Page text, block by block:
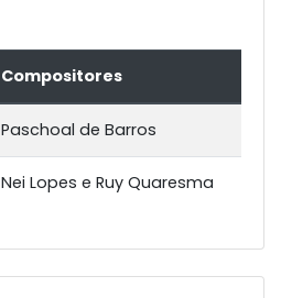
Compositores
Paschoal de Barros
Nei Lopes e Ruy Quaresma